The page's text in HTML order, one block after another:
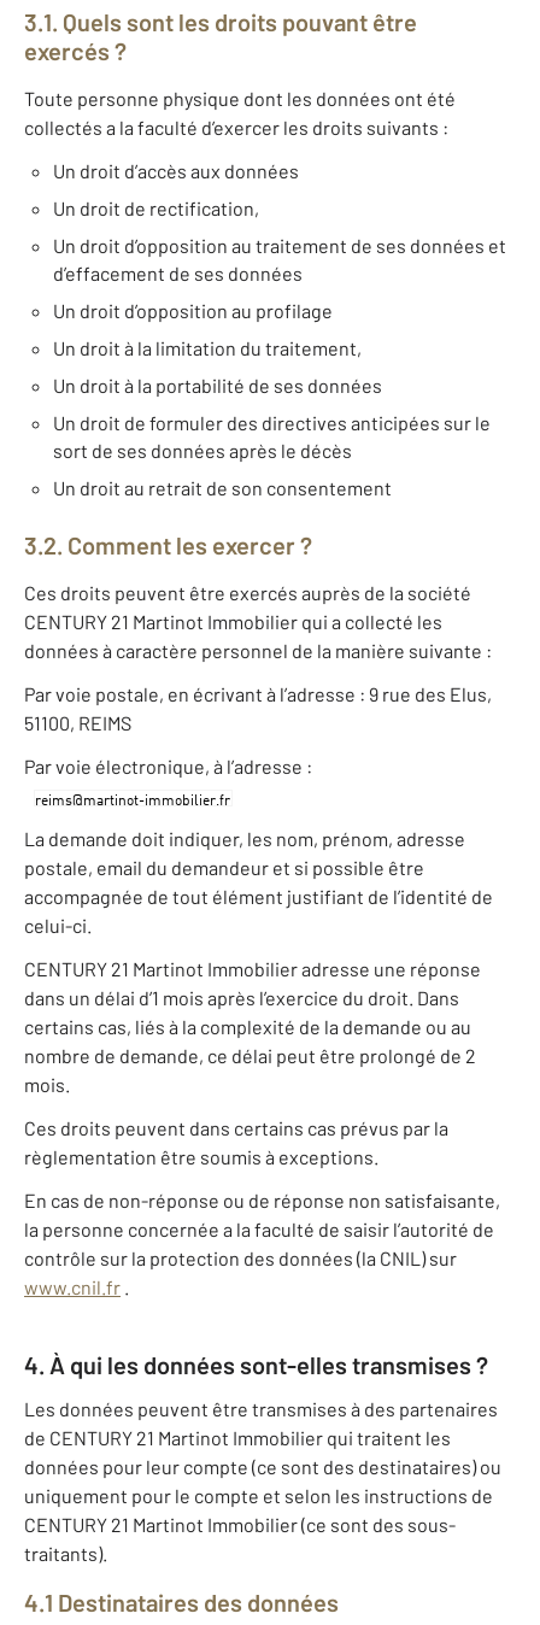
3.1. Quels sont les droits pouvant être
exercés ?
Toute personne physique dont les données ont été
collectés a la faculté d’exercer les droits suivants :
Un droit d’accès aux données
Un droit de rectification,
Un droit d’opposition au traitement de ses données et
d’effacement de ses données
Un droit d’opposition au profilage
Un droit à la limitation du traitement,
Un droit à la portabilité de ses données
Un droit de formuler des directives anticipées sur le
sort de ses données après le décès
Un droit au retrait de son consentement
3.2. Comment les exercer ?
Ces droits peuvent être exercés auprès de la société
CENTURY 21 Martinot Immobilier qui a collecté les
données à caractère personnel de la manière suivante :
Par voie postale, en écrivant à l’adresse : 9 rue des Elus,
51100, REIMS
Par voie électronique, à l’adresse :
La demande doit indiquer, les nom, prénom, adresse
postale, email du demandeur et si possible être
accompagnée de tout élément justifiant de l’identité de
celui-ci.
CENTURY 21 Martinot Immobilier adresse une réponse
dans un délai d’1 mois après l’exercice du droit. Dans
certains cas, liés à la complexité de la demande ou au
nombre de demande, ce délai peut être prolongé de 2
mois.
Ces droits peuvent dans certains cas prévus par la
règlementation être soumis à exceptions.
En cas de non-réponse ou de réponse non satisfaisante,
la personne concernée a la faculté de saisir l’autorité de
contrôle sur la protection des données (la CNIL) sur
www.cnil.fr .
4. À qui les données sont-elles transmises ?
Les données peuvent être transmises à des partenaires
de CENTURY 21 Martinot Immobilier qui traitent les
données pour leur compte (ce sont des destinataires) ou
uniquement pour le compte et selon les instructions de
CENTURY 21 Martinot Immobilier (ce sont des sous-
traitants).
4.1 Destinataires des données